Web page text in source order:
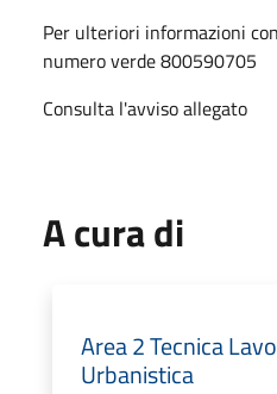
Per ulteriori informazioni
numero verde 800590705
Consulta l'avviso allegato
A cura di
Area 2 Tecnica
Urbanistica